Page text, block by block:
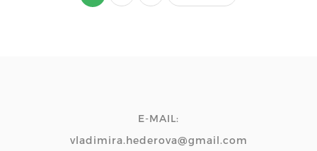
E-MAIL:
vladimira.hederova@gmail.com